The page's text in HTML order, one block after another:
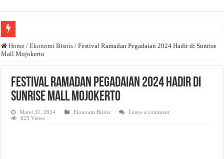
Anda butuh promosi usaha? Kontak ke Email redaksi@bisnisnasional.com
Dibutuhkan Marketing. Lamaran di-email ke redaksi@bisnisnasional.com
Home / Ekonomi Bisnis / Festival Ramadan Pegadaian 2024 Hadir di Sunrise
Mall Mojokerto
Festival Ramadan Pegadaian 2024 Hadir di
Sunrise Mall Mojokerto
Maret 31, 2024 Ekonomi Bisnis
Leave a comment
625 Views